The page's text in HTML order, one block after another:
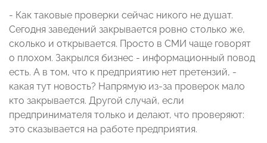
- Как таковые проверки сейчас никого не душат.
Сегодня заведений закрывается ровно столько же,
сколько и открывается. Просто в СМИ чаще говорят
о плохом. Закрылся бизнес - информационный повод
есть. А в том, что к предприятию нет претензий, -
какая тут новость? Напрямую из-за проверок мало
кто закрывается. Другой случай, если
предпринимателя только и делают, что проверяют:
это сказывается на работе предприятия.